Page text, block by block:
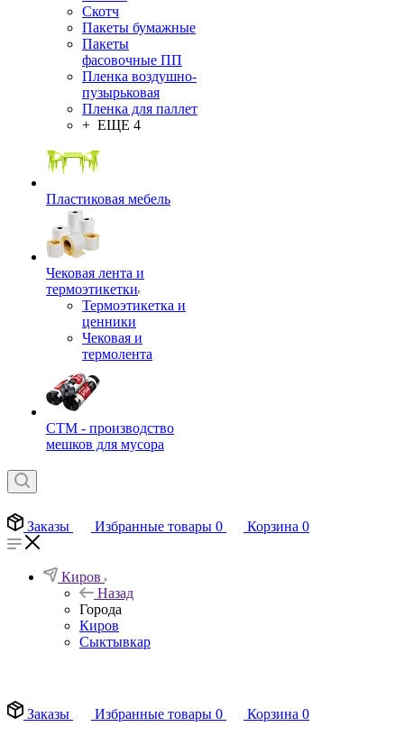
Скотч
Пакеты бумажные
Пакеты
фасовочные ПП
Пленка воздушно-
пузырьковая
Пленка для паллет
+ ЕЩЕ 4
Пластиковая мебель
Чековая лента и
термоэтикетки
Термоэтикетка и
ценники
Чековая и
термолента
СТМ - производство
мешков для мусора
Заказы Избранные товары 0 Корзина 0
Киров
Назад
Города
Киров
Сыктывкар
Заказы
Избранные товары 0 Корзина 0